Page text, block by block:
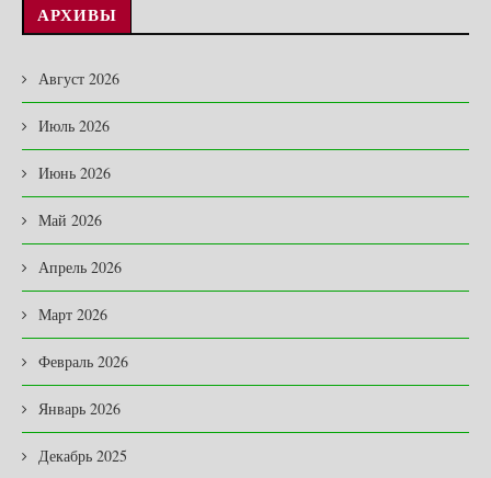
АРХИВЫ
Август 2026
Июль 2026
Июнь 2026
Май 2026
Апрель 2026
Март 2026
Февраль 2026
Январь 2026
Декабрь 2025